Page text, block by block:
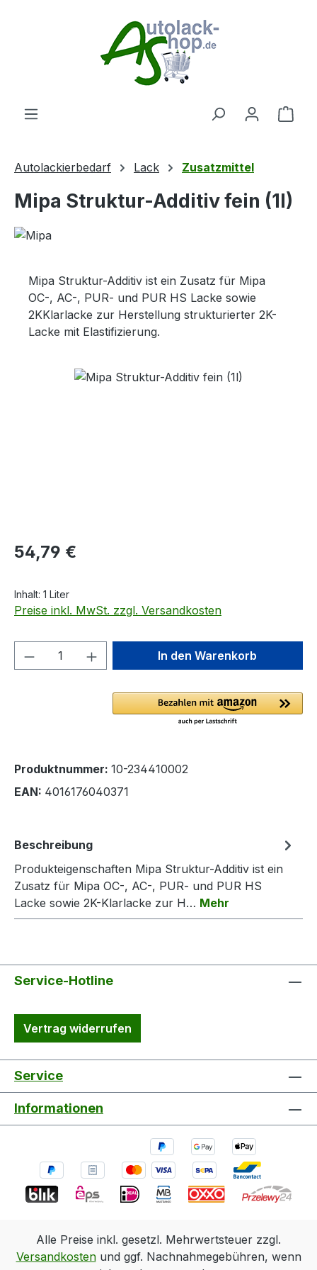
Autolackierbedarf Lack Zusatzmittel
Mipa Struktur-Additiv fein (1l)
Mipa Struktur-Additiv ist ein Zusatz für Mipa
OC-, AC-, PUR- und PUR HS Lacke sowie
2KKlarlacke zur Herstellung strukturierter 2K-
Lacke mit Elastifizierung.
Bildergalerie überspringen
Regulärer Preis:
54,79 €
Inhalt: 1 Liter
Preise inkl. MwSt. zzgl. Versandkosten
Produkt Anzahl: Gib denIn den Warenkorb
Produktnummer: 10-234410002
EAN: 4016176040371
Beschreibung
Produkteigenschaften Mipa Struktur-Additiv ist ein
Zusatz für Mipa OC-, AC-, PUR- und PUR HS
Lacke sowie 2K-Klarlacke zur H… Mehr
Service-Hotline
Vertrag widerrufen
Service
Informationen
Alle Preise inkl. gesetzl. Mehrwertsteuer zzgl.
Versandkostenund ggf. Nachnahmegebühren, wenn